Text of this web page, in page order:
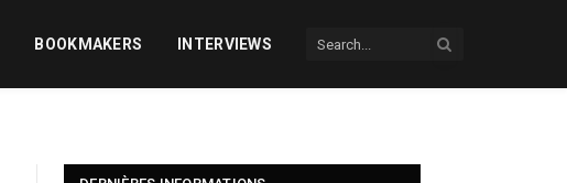
BOOKMAKERS INTERVIEWS